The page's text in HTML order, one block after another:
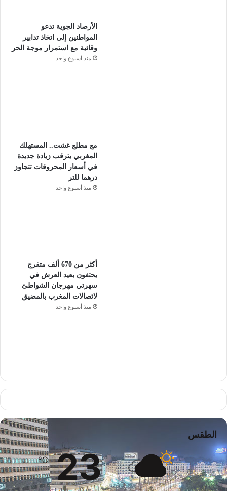
الأرصاد الجوية تدعو
المواطنين إلى اتخاذ تدابير
وقائية مع استمرار موجة الحر
منذ أسبوع واحد
مع مطلع غشت.. المستهلك
المغربي يترقب زيادة جديدة
في أسعار المحروقات تتجاوز
درهما للتر
منذ أسبوع واحد
أكثر من 670 ألف متفرج
يحتفون بعيد العرش في
سهرتي مهرجان الشواطئ
لاتصالات المغرب بالمضيق
منذ أسبوع واحد
الطقس
23
℃